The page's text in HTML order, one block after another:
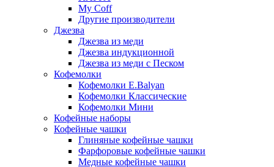
My Coff
Другие производители
Джезва
Джезва из меди
Джезва индукционной
Джезва из меди с Песком
Кофемолки
Кофемолки E.Balyan
Кофемолки Классические
Кофемолки Мини
Кофейные наборы
Кофейные чашки
Глиняные кофейные чашки
Фарфоровые кофейные чашки
Медные кофейные чашки